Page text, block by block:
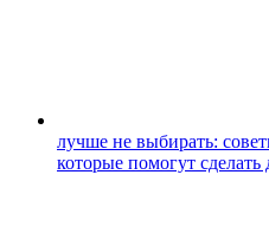
лучше не выбирать:
которые помогут